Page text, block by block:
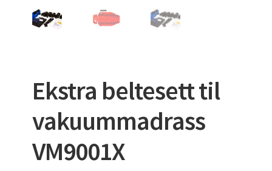
Ekstra beltesett til
vakuummadrass
VM9001X